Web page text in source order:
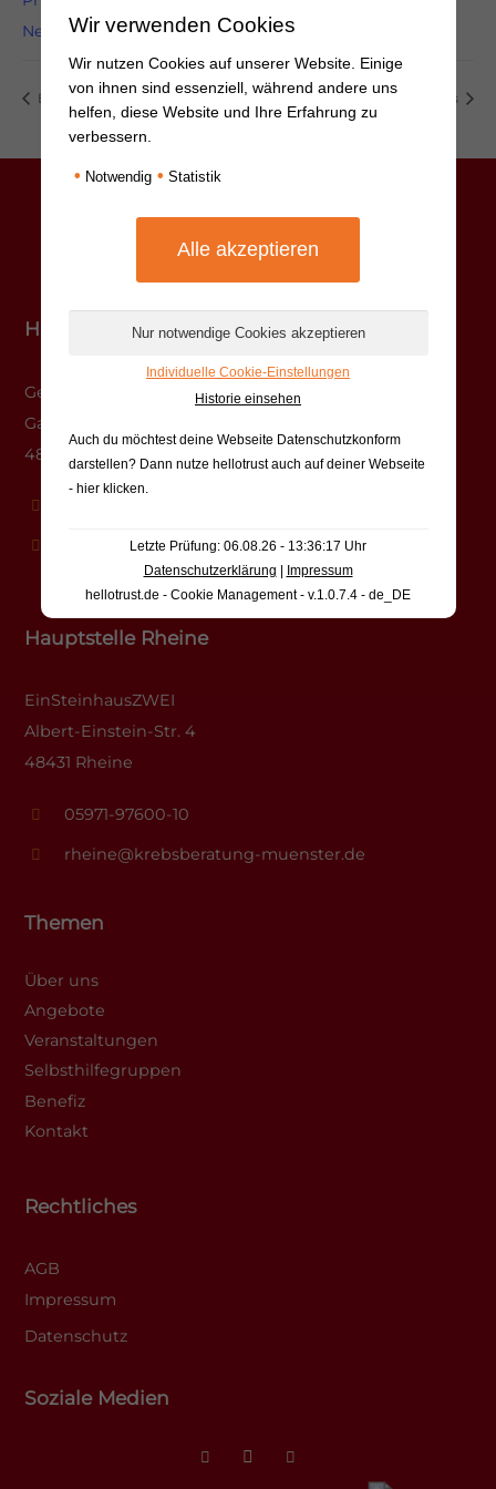
Nebenwirkungsmanagement
Edelfundus Edelfundus
Hauptstelle Münster
Gesundheitshaus
Gasselstiege 13
48159 Münster
info@krebsberatung-muenster.de
Hauptstelle Rheine
EinSteinhausZWEI
Albert-Einstein-Str. 4
48431 Rheine
05971-97600-10
rheine@krebsberatung-muenster.de
Themen
Über uns
Angebote
Veranstaltungen
Selbsthilfegruppen
Benefiz
Kontakt
Rechtliches
AGB
Impressum
Datenschutz
Soziale Medien
Wir verwenden Cookies
Wir nutzen Cookies auf unserer Website. Einige
von ihnen sind essenziell, während andere uns
helfen, diese Website und Ihre Erfahrung zu
verbessern.
• Notwendig • Statistik
Individuelle Cookie-Einstellungen
Historie einsehen
Auch du möchtest deine Webseite Datenschutzkonform
darstellen? Dann nutze hellotrust auch auf deiner Webseite
- hier klicken.
Letzte Prüfung: 06.08.26 - 13:36:17 Uhr
Datenschutzerklärung | Impressum
hellotrust.de - Cookie Management - v.1.0.7.4 - de_DE